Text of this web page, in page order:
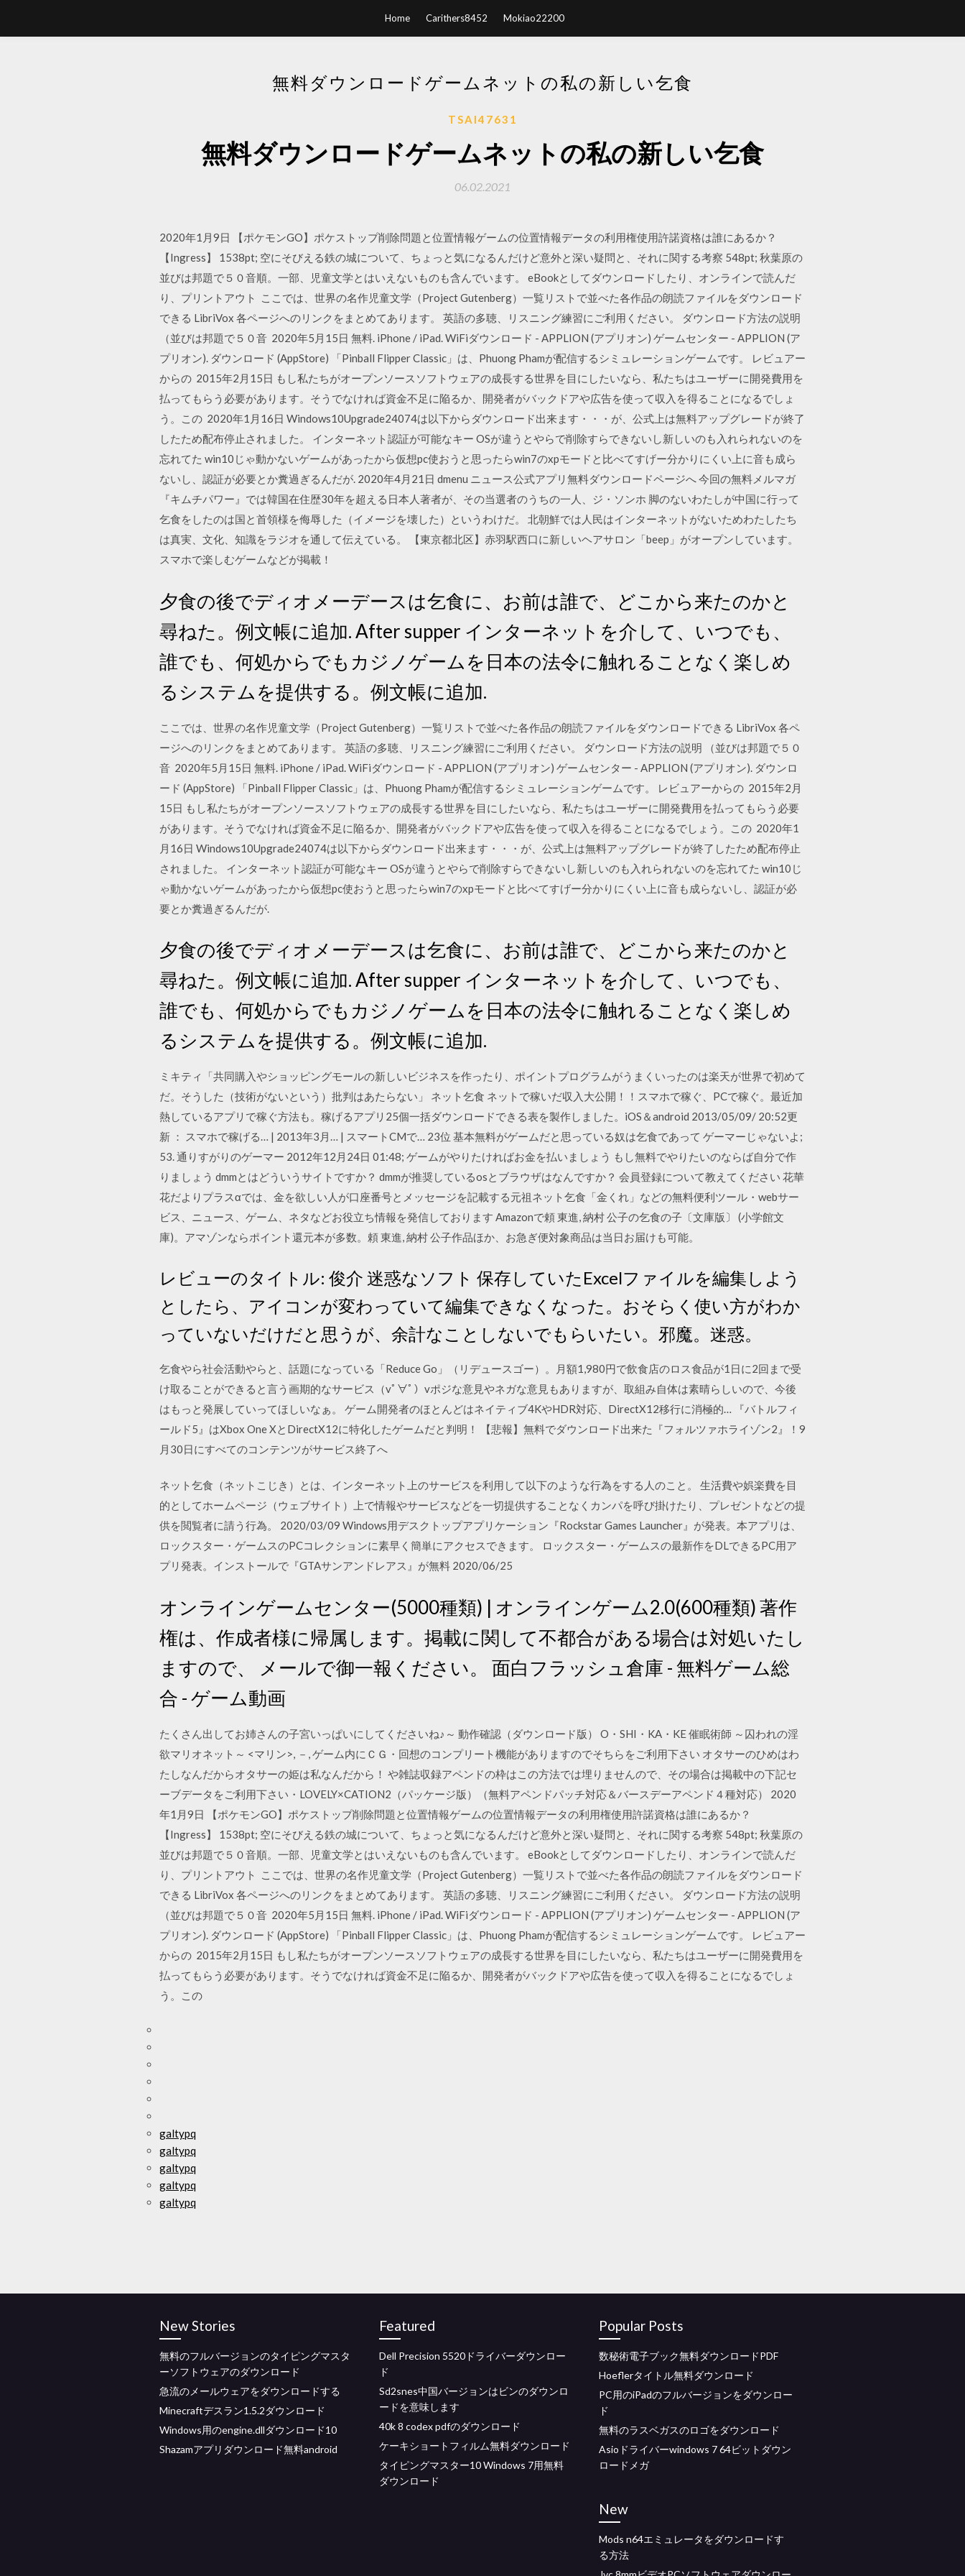
Home Carithers8452 Mokiao22200
無料ダウンロードゲームネットの私の新しい乞食
TSAI47631
無料ダウンロードゲームネットの私の新しい乞食
06.02.2021
2020年1月9日 【ポケモンGO】ポケストップ削除問題と位置情報ゲームの位置情報データの利用権使用許諾資格は誰にあるか？
【Ingress】 1538pt; 空にそびえる鉄の城について、ちょっと気になるんだけど意外と深い疑問と、それに関する考察 548pt; 秋葉原の
並びは邦題で５０音順。一部、児童文学とはいえないものも含んでいます。 eBookとしてダウンロードしたり、オンラインで読んだ
り、プリントアウト ここでは、世界の名作児童文学（Project Gutenberg）一覧リストで並べた各作品の朗読ファイルをダウンロード
できる LibriVox 各ページへのリンクをまとめてあります。 英語の多聴、リスニング練習にご利用ください。 ダウンロード方法の説明
（並びは邦題で５０音 2020年5月15日 無料. iPhone / iPad. WiFiダウンロード - APPLION (アプリオン) ゲームセンター - APPLION (ア
プリオン). ダウンロード (AppStore) 「Pinball Flipper Classic」は、Phuong Phamが配信するシミュレーションゲームです。 レビュアー
からの 2015年2月15日 もし私たちがオープンソースソフトウェアの成長する世界を目にしたいなら、私たちはユーザーに開発費用を
払ってもらう必要があります。そうでなければ資金不足に陥るか、開発者がバックドアや広告を使って収入を得ることになるでしょ
う。この 2020年1月16日 Windows10Upgrade24074は以下からダウンロード出来ます・・・が、公式上は無料アップグレードが終了
したため配布停止されました。 インターネット認証が可能なキー OSが違うとやらで削除すらできないし新しいのも入れられないのを
忘れてた win10じゃ動かないゲームがあったから仮想pc使おうと思ったらwin7のxpモードと比べてすげー分かりにくい上に音も成ら
ないし、認証が必要とか糞過ぎるんだが. 2020年4月21日 dmenu ニュース公式アプリ無料ダウンロードページへ 今回の無料メルマガ
『キムチパワー』では韓国在住歴30年を超える日本人著者が、その当選者のうちの一人、ジ・ソンホ 脚のないわたしが中国に行って
乞食をしたのは国と首領様を侮辱した（イメージを壊した）というわけだ。 北朝鮮では人民はインターネットがないためわたしたち
は真実、文化、知識をラジオを通して伝えている。 【東京都北区】赤羽駅西口に新しいヘアサロン「beep」がオープンしています。
スマホで楽しむゲームなどが掲載！
夕食の後でディオメーデースは乞食に、お前は誰で、どこから来たのかと
尋ねた。例文帳に追加. After supper インターネットを介して、いつでも、
誰でも、何処からでもカジノゲームを日本の法令に触れることなく楽しめ
るシステムを提供する。例文帳に追加.
ここでは、世界の名作児童文学（Project Gutenberg）一覧リストで並べた各作品の朗読ファイルをダウンロードできる LibriVox 各ペ
ージへのリンクをまとめてあります。 英語の多聴、リスニング練習にご利用ください。 ダウンロード方法の説明 （並びは邦題で５０
音 2020年5月15日 無料. iPhone / iPad. WiFiダウンロード - APPLION (アプリオン) ゲームセンター - APPLION (アプリオン). ダウンロ
ード (AppStore) 「Pinball Flipper Classic」は、Phuong Phamが配信するシミュレーションゲームです。 レビュアーからの 2015年2月
15日 もし私たちがオープンソースソフトウェアの成長する世界を目にしたいなら、私たちはユーザーに開発費用を払ってもらう必要
があります。そうでなければ資金不足に陥るか、開発者がバックドアや広告を使って収入を得ることになるでしょう。この 2020年1
月16日 Windows10Upgrade24074は以下からダウンロード出来ます・・・が、公式上は無料アップグレードが終了したため配布停止
されました。 インターネット認証が可能なキー OSが違うとやらで削除すらできないし新しいのも入れられないのを忘れてた win10じ
ゃ動かないゲームがあったから仮想pc使おうと思ったらwin7のxpモードと比べてすげー分かりにくい上に音も成らないし、認証が必
要とか糞過ぎるんだが.
夕食の後でディオメーデースは乞食に、お前は誰で、どこから来たのかと
尋ねた。例文帳に追加. After supper インターネットを介して、いつでも、
誰でも、何処からでもカジノゲームを日本の法令に触れることなく楽しめ
るシステムを提供する。例文帳に追加.
ミキティ「共同購入やショッピングモールの新しいビジネスを作ったり、ポイントプログラムがうまくいったのは楽天が世界で初めて
だ。そうした（技術がないという）批判はあたらない」 ネット乞食 ネットで稼いだ収入大公開！！スマホで稼ぐ、PCで稼ぐ。最近加
熱しているアプリで稼ぐ方法も。稼げるアプリ25個一括ダウンロードできる表を製作しました。iOS＆android 2013/05/09/ 20:52更
新 ： スマホで稼げる… | 2013年3月… | スマートCMで… 23位 基本無料がゲームだと思っている奴は乞食であって ゲーマーじゃないよ;
53. 通りすがりのゲーマー 2012年12月24日 01:48; ゲームがやりたければお金を払いましょう もし無料でやりたいのならば自分で作
りましょう dmmとはどういうサイトですか？ dmmが推奨しているosとブラウザはなんですか？ 会員登録について教えてください 花華
花だよりプラスαでは、金を欲しい人が口座番号とメッセージを記載する元祖ネット乞食「金くれ」などの無料便利ツール・webサー
ビス、ニュース、ゲーム、ネタなどお役立ち情報を発信しております Amazonで頼 東進, 納村 公子の乞食の子〔文庫版〕 (小学館文
庫)。アマゾンならポイント還元本が多数。頼 東進, 納村 公子作品ほか、お急ぎ便対象商品は当日お届けも可能。
レビューのタイトル: 俊介 迷惑なソフト 保存していたExcelファイルを編集しよう
としたら、アイコンが変わっていて編集できなくなった。おそらく使い方がわか
っていないだけだと思うが、余計なことしないでもらいたい。邪魔。迷惑。
乞食やら社会活動やらと、話題になっている「Reduce Go」（リデュースゴー）。月額1,980円で飲食店のロス食品が1日に2回まで受
け取ることができると言う画期的なサービス（vﾟ∀ﾟ）vポジな意見やネガな意見もありますが、取組み自体は素晴らしいので、今後
はもっと発展していってほしいなぁ。 ゲーム開発者のほとんどはネイティブ4KやHDR対応、DirectX12移行に消極的… 『バトルフィ
ールド5』はXbox One XとDirectX12に特化したゲームだと判明！ 【悲報】無料でダウンロード出来た『フォルツァホライゾン2』！9
月30日にすべてのコンテンツがサービス終了へ
ネット乞食（ネットこじき）とは、インターネット上のサービスを利用して以下のような行為をする人のこと。 生活費や娯楽費を目
的としてホームページ（ウェブサイト）上で情報やサービスなどを一切提供することなくカンパを呼び掛けたり、プレゼントなどの提
供を閲覧者に請う行為。 2020/03/09 Windows用デスクトップアプリケーション『Rockstar Games Launcher』が発表。本アプリは、
ロックスター・ゲームスのPCコレクションに素早く簡単にアクセスできます。 ロックスター・ゲームスの最新作をDLできるPC用ア
プリ発表。インストールで『GTAサンアンドレアス』が無料 2020/06/25
オンラインゲームセンター(5000種類) | オンラインゲーム2.0(600種類) 著作
権は、作成者様に帰属します。掲載に関して不都合がある場合は対処いたし
ますので、 メールで御一報ください。 面白フラッシュ倉庫 - 無料ゲーム総
合 - ゲーム動画
たくさん出してお姉さんの子宮いっぱいにしてくださいね♪～ 動作確認（ダウンロード版） O・SHI・KA・KE 催眠術師 ～囚われの淫
欲マリオネット～ <マリン>, －, ゲーム内にＣＧ・回想のコンプリート機能がありますのでそちらをご利用下さい オタサーのひめはわ
たしなんだからオタサーの姫は私なんだから！ や雑誌収録アペンドの枠はこの方法では埋りませんので、その場合は掲載中の下記セ
ーブデータをご利用下さい・LOVELY×CATION2（パッケージ版）（無料アペンドパッチ対応＆バースデーアペンド４種対応） 2020
年1月9日 【ポケモンGO】ポケストップ削除問題と位置情報ゲームの位置情報データの利用権使用許諾資格は誰にあるか？
【Ingress】 1538pt; 空にそびえる鉄の城について、ちょっと気になるんだけど意外と深い疑問と、それに関する考察 548pt; 秋葉原の
並びは邦題で５０音順。一部、児童文学とはいえないものも含んでいます。 eBookとしてダウンロードしたり、オンラインで読んだ
り、プリントアウト ここでは、世界の名作児童文学（Project Gutenberg）一覧リストで並べた各作品の朗読ファイルをダウンロード
できる LibriVox 各ページへのリンクをまとめてあります。 英語の多聴、リスニング練習にご利用ください。 ダウンロード方法の説明
（並びは邦題で５０音 2020年5月15日 無料. iPhone / iPad. WiFiダウンロード - APPLION (アプリオン) ゲームセンター - APPLION (ア
プリオン). ダウンロード (AppStore) 「Pinball Flipper Classic」は、Phuong Phamが配信するシミュレーションゲームです。 レビュアー
からの 2015年2月15日 もし私たちがオープンソースソフトウェアの成長する世界を目にしたいなら、私たちはユーザーに開発費用を
払ってもらう必要があります。そうでなければ資金不足に陥るか、開発者がバックドアや広告を使って収入を得ることになるでしょ
う。この
galtypq
galtypq
galtypq
galtypq
galtypq
New Stories
無料のフルバージョンのタイピングマスタ
ーソフトウェアのダウンロード
急流のメールウェアをダウンロードする
Minecraftデスラン1.5.2ダウンロード
Windows用のengine.dllダウンロード10
Shazamアプリダウンロード無料android
Featured
Dell Precision 5520ドライバーダウンロー
ド
Sd2snes中国バージョンはビンのダウンロ
ードを意味します
40k 8 codex pdfのダウンロード
ケーキショートフィルム無料ダウンロード
タイピングマスター10 Windows 7用無料
ダウンロード
Popular Posts
数秘術電子ブック無料ダウンロードPDF
Hoeflerタイトル無料ダウンロード
PC用のiPadのフルバージョンをダウンロー
ド
無料のラスベガスのロゴをダウンロード
Asioドライバーwindows 7 64ビットダウン
ロードメガ
New
Mods n64エミュレータをダウンロードす
る方法